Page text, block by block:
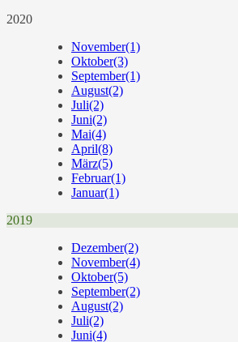
2020
November(1)
Oktober(3)
September(1)
August(2)
Juli(2)
Juni(2)
Mai(4)
April(8)
März(5)
Februar(1)
Januar(1)
2019
Dezember(2)
November(4)
Oktober(5)
September(2)
August(2)
Juli(2)
Juni(4)